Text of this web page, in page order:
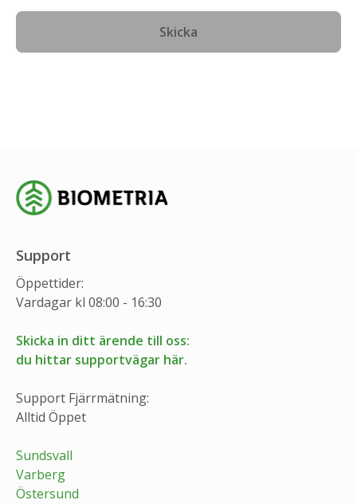
Skicka
Support
Öppettider:
Vardagar kl 08:00 - 16:30
Skicka in ditt ärende till oss:
du hittar supportvägar här.
Support Fjärrmätning:
Alltid Öppet
Sundsvall
Varberg
Östersund